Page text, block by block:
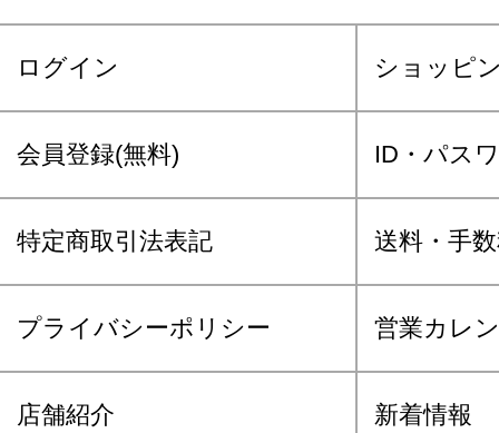
ログイン ショッピ
会員登録(無料) ID・パス
特定商取引法表記 送料・手
プライバシーポリシー 営業カレ
店舗紹介 新着情報